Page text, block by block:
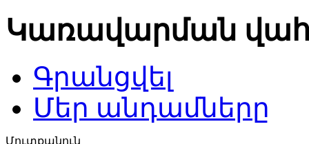
Կառավարման
Գրանցվել
Մեր անդամները
Մուտքանուն